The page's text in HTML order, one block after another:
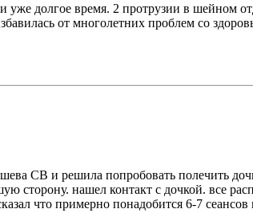
долгое время. 2 протрузии в шейном
от многолетних проблем со
СВ и решила попробовать полечить
сторону. нашел контакт с дочкой. все
что примерно понадобится 6-7 сеансов